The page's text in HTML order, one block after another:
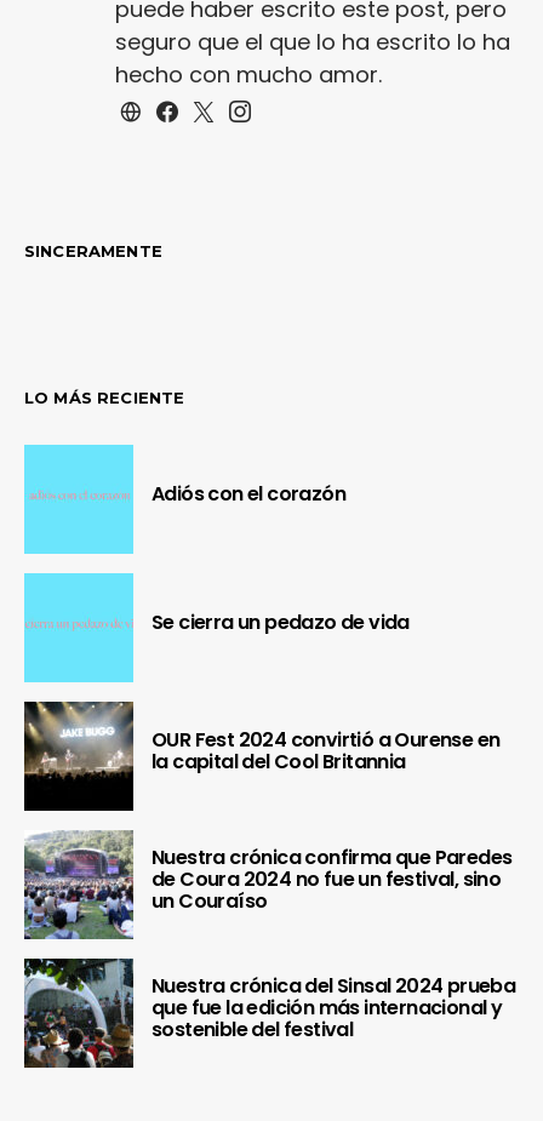
puede haber escrito este post, pero
seguro que el que lo ha escrito lo ha
hecho con mucho amor.
SINCERAMENTE
LO MÁS RECIENTE
Adiós con el corazón
Se cierra un pedazo de vida
OUR Fest 2024 convirtió a Ourense en
la capital del Cool Britannia
Nuestra crónica confirma que Paredes
de Coura 2024 no fue un festival, sino
un Couraíso
Nuestra crónica del Sinsal 2024 prueba
que fue la edición más internacional y
sostenible del festival